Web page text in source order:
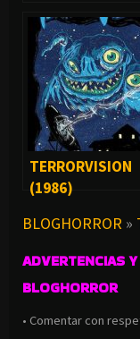
TERRORVISION
(1986)
BLOGHORROR »
ADVERTENCIAS
BLOGHORROR
• Comentar con